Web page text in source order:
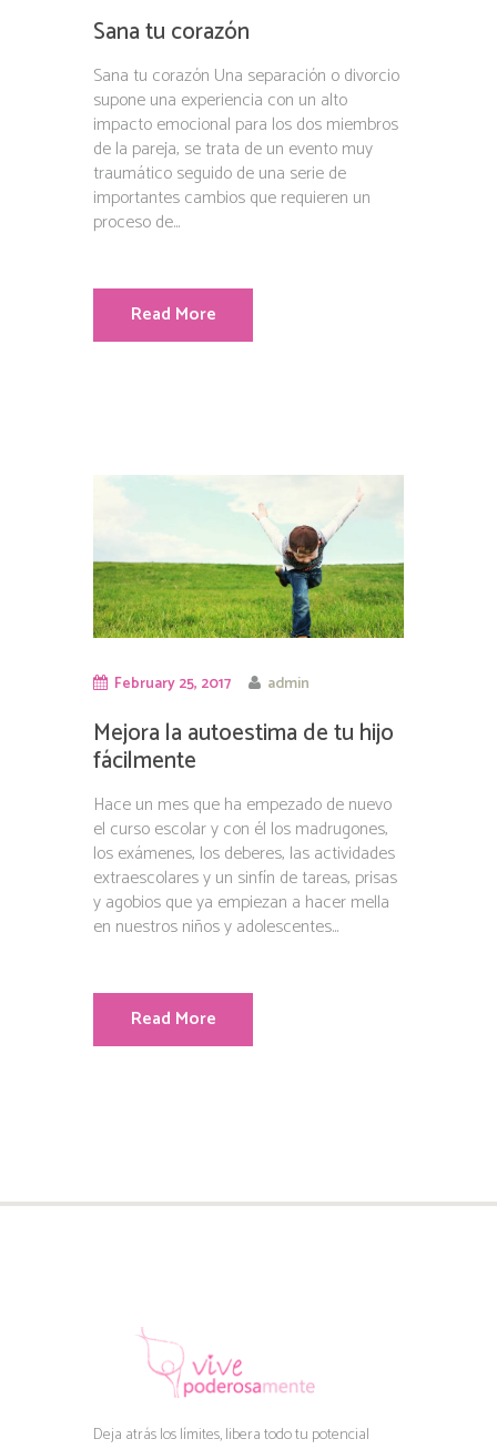
Sana tu corazón
Sana tu corazón Una separación o divorcio
supone una experiencia con un alto
impacto emocional para los dos miembros
de la pareja, se trata de un evento muy
traumático seguido de una serie de
importantes cambios que requieren un
proceso de...
Read More
February 25, 2017 admin
Mejora la autoestima de tu hijo
fácilmente
Hace un mes que ha empezado de nuevo
el curso escolar y con él los madrugones,
los exámenes, los deberes, las actividades
extraescolares y un sinfín de tareas, prisas
y agobios que ya empiezan a hacer mella
en nuestros niños y adolescentes...
Read More
Deja atrás los límites, libera todo tu potencial